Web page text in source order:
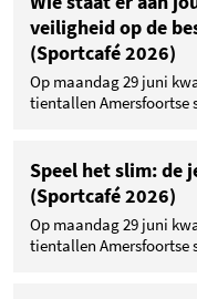
veiligheid op de
(Sportcafé 2026)
Op maandag 29 juni
tientallen Amersfoortse
Speel het slim: de
(Sportcafé 2026)
Op maandag 29 juni
tientallen Amersfoortse